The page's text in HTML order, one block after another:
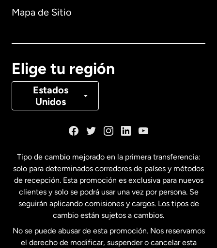
Mapa de Sitio
Elige tu región
Estados
Unidos
Canadá Français
Estados Unidos English
Estados Unidos Español
Francia
Tipo de cambio mejorado en la primera transferencia:
solo para determinados corredores de países y métodos
de recepción. Esta promoción es exclusiva para nuevos
clientes y solo se podrá usar una vez por persona. Se
seguirán aplicando comisiones y cargos. Los tipos de
cambio están sujetos a cambios.
No se puede abusar de esta promoción. Nos reservamos
el derecho de modificar, suspender o cancelar esta